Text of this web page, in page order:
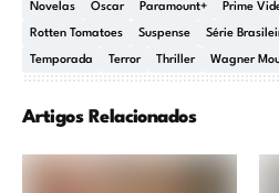
Novelas Oscar Paramount+ Prime
Rotten Tomatoes Suspense Série
Temporada Terror Thriller Wagner
Artigos Relacionados